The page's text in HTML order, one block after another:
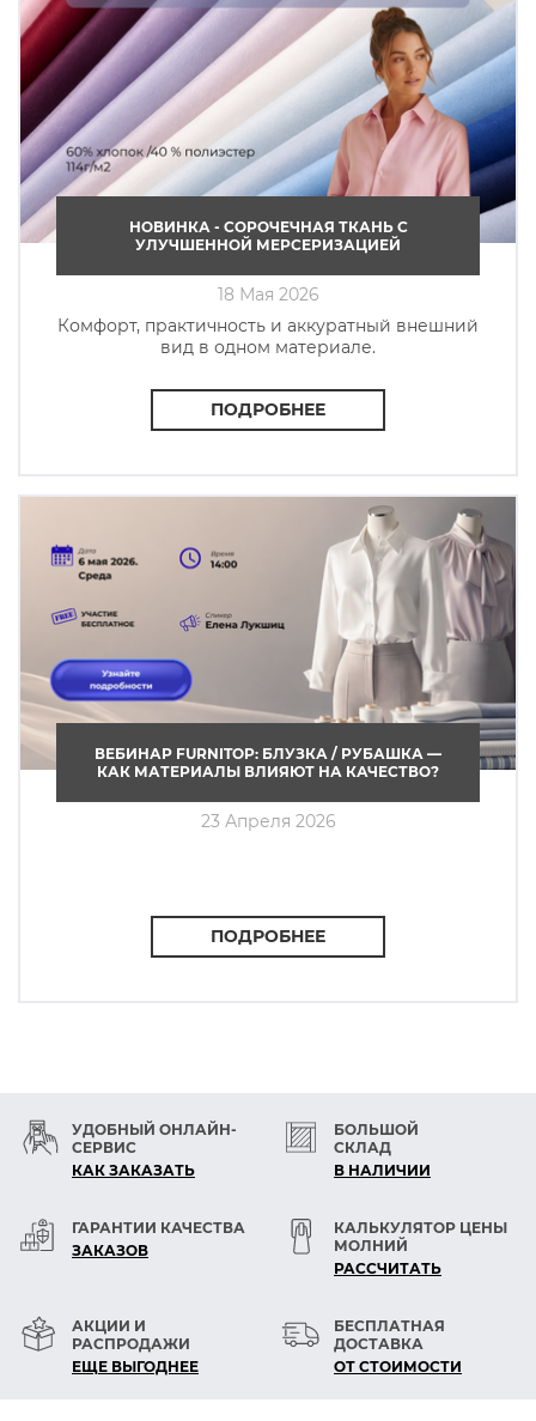
НОВИНКА - СОРОЧЕЧНАЯ ТКАНЬ C
УЛУЧШЕННОЙ МЕРСЕРИЗАЦИЕЙ
18 Мая 2026
Комфорт, практичность и аккуратный внешний
вид в одном материале.
ПОДРОБНЕЕ
ВЕБИНАР FURNITOP: БЛУЗКА / РУБАШКА —
КАК МАТЕРИАЛЫ ВЛИЯЮТ НА КАЧЕСТВО?
23 Апреля 2026
ПОДРОБНЕЕ
УДОБНЫЙ ОНЛАЙН-
СЕРВИС
КАК ЗАКАЗАТЬ
БОЛЬШОЙ
СКЛАД
В НАЛИЧИИ
ГАРАНТИИ КАЧЕСТВА
ЗАКАЗОВ
КАЛЬКУЛЯТОР ЦЕНЫ
МОЛНИЙ
РАСCЧИТАТЬ
АКЦИИ И
РАСПРОДАЖИ
ЕЩЕ ВЫГОДНЕЕ
БЕСПЛАТНАЯ
ДОСТАВКА
ОТ СТОИМОСТИ